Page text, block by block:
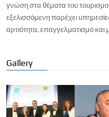
γνώση στα θέματα του
εξελισσόμενη παρέχει
αρτιότητα, επαγγελματισμό
Gallery